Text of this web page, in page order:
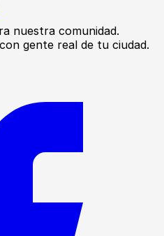
nuestra comunidad.
gente real de tu ciudad.